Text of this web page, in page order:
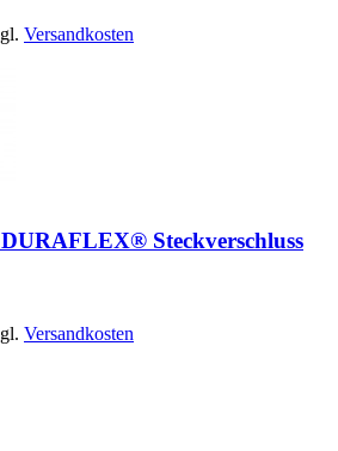
Versandkosten
Steckverschluss
Versandkosten